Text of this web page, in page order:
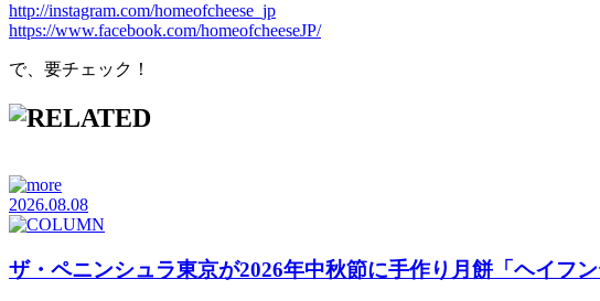
http://instagram.com/homeofcheese_jp
https://www.facebook.com/homeofcheeseJP/
で、要チェック！
2026.08.08
ザ・ペニンシュラ東京が2026年中秋節に手作り月餅「ヘイフ